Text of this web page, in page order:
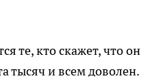
те, кто скажет, что он
тысяч и всем доволен.